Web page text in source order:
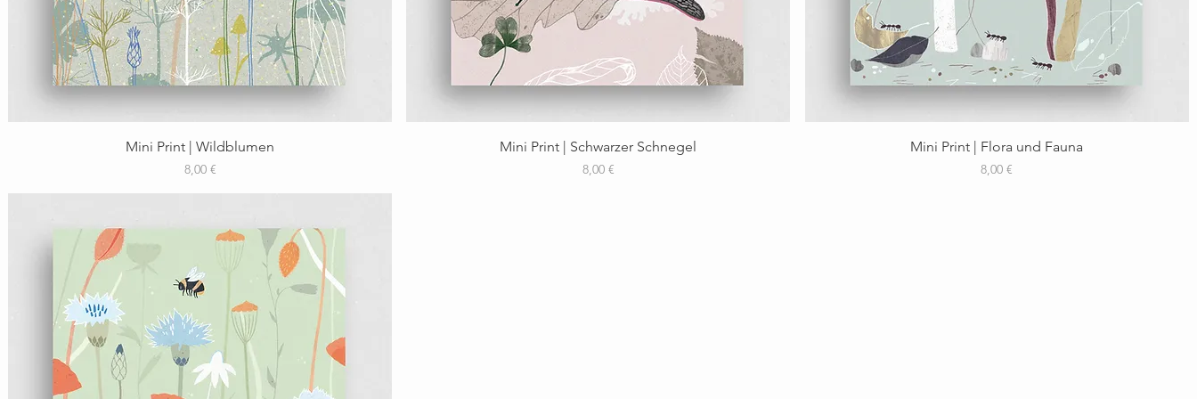
Schnellansicht
Mini Print | Wildblumen
Preis
8,00 €
Schnellansicht
Mini Print | Schwarzer Schnegel
Preis
8,00 €
Schnellansicht
Mini Print | Flora und Fauna
Preis
8,00 €